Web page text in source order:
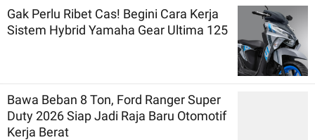
Gak Perlu Ribet Cas! Begini Cara Kerja
Sistem Hybrid Yamaha Gear Ultima 125
Bawa Beban 8 Ton, Ford Ranger Super
Duty 2026 Siap Jadi Raja Baru Otomotif
Kerja Berat